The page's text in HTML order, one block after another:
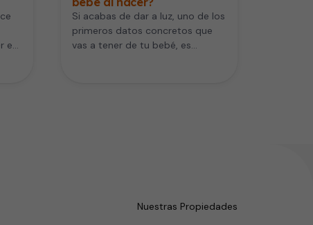
es
Si acabas de dar a luz, uno de los
primeros datos concretos que
vas a tener de tu bebé, es…
Nuestras Propiedades